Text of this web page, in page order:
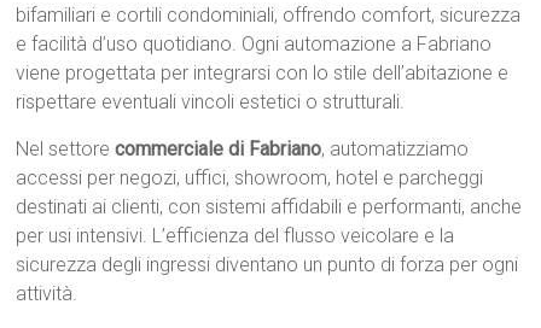
bifamiliari e cortili condominiali, offrendo comfort, sicurezza
e facilità d’uso quotidiano. Ogni automazione a Fabriano
viene progettata per integrarsi con lo stile dell’abitazione e
rispettare eventuali vincoli estetici o strutturali.
Nel settorecommerciale di Fabriano, automatizziamo
accessi per negozi, uffici, showroom, hotel e parcheggi
destinati ai clienti, con sistemi affidabili e performanti, anche
per usi intensivi. L’efficienza del flusso veicolare e la
sicurezza degli ingressi diventano un punto di forza per ogni
attività.